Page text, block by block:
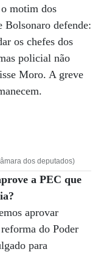
motim dos
Bolsonaro defende:
os chefes dos
policial não
Moro. A greve
dos deputados)
a PEC que
aprovar
do Poder
para